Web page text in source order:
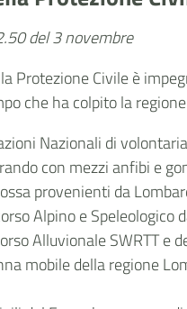
del 3 novembre
Protezione Civile è
che ha colpito la
Nazionali di
con mezzi anfibi e
provenienti da
Alpino e
Alluvionale SWRTT e
mobile della regione